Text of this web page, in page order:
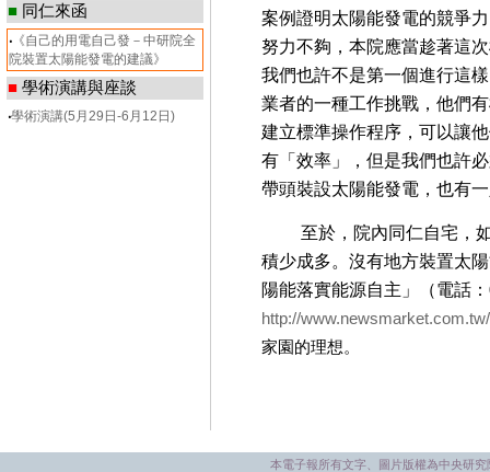
■ 同仁來函
‧ 《自己的用電自己發－中研院全
院裝置太陽能發電的建議》
■ 學術演講與座談
‧學術演講(5月29日-6月12日)
案例證明太陽能發電的競爭
努力不夠，本院應當趁著這
我們也許不是第一個進行這
業者的一種工作挑戰，他們
建立標準操作程序，可以讓
有「效率」，但是我們也許
帶頭裝設太陽能發電，也有
至於，院內同仁自宅，如
積少成多。沒有地方裝置太
陽能落實能源自主」（電話
http://
家園的理想。
本電子報所有文字、圖片版權為中央研